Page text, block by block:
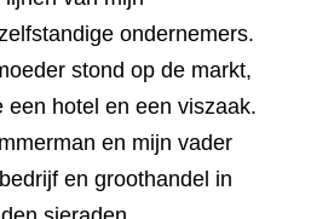
ondernemers.
stond op de markt,
een hotel en een viszaak.
en mijn vader
en groothandel in